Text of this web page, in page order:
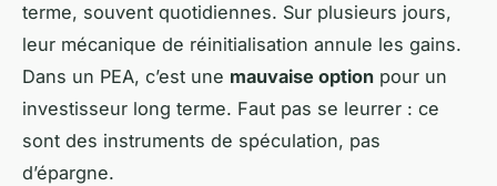
terme, souvent quotidiennes. Sur plusieurs jours,
leur mécanique de réinitialisation annule les gains.
Dans un PEA, c’est une mauvaise option pour un
investisseur long terme. Faut pas se leurrer : ce
sont des instruments de spéculation, pas
d’épargne.